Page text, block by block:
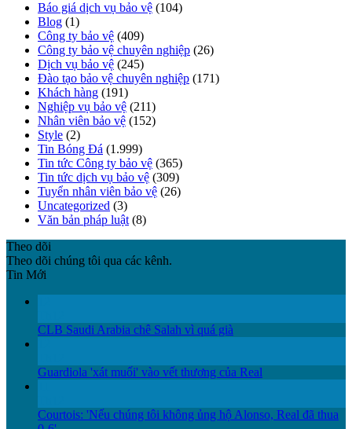
Báo giá dịch vụ bảo vệ (104)
Blog (1)
Công ty bảo vệ (409)
Công ty bảo vệ chuyên nghiệp (26)
Dịch vụ bảo vệ (245)
Đào tạo bảo vệ chuyên nghiệp (171)
Khách hàng (191)
Nghiệp vụ bảo vệ (211)
Nhân viên bảo vệ (152)
Style (2)
Tin Bóng Đá (1.999)
Tin tức Công ty bảo vệ (365)
Tin tức dịch vụ bảo vệ (309)
Tuyển nhân viên bảo vệ (26)
Uncategorized (3)
Văn bản pháp luật (8)
Theo dõi
Theo dõi chúng tôi qua các kênh.
Tin Mới
CLB Saudi Arabia chê Salah vì quá già
Guardiola 'xát muối' vào vết thương của Real
Courtois: 'Nếu chúng tôi không ủng hộ Alonso, Real đã thua